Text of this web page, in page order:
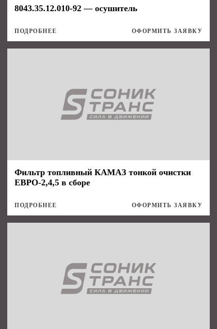
8043.35.12.010-92 — осушитель
ПОДРОБНЕЕ ОФОРМИТЬ ЗАЯВКУ
Фильтр топливный КАМАЗ тонкой очистки
ЕВРО-2,4,5 в сборе
ПОДРОБНЕЕ ОФОРМИТЬ ЗАЯВКУ